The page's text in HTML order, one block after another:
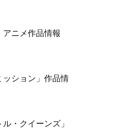
アニメ作品情報
ッション」作品情
・クイーンズ」